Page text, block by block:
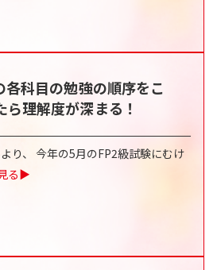
各科目の勉強の順序をこ
ら理解度が深まる！
り、 今年の5月のFP2級試験にむけ
る▶